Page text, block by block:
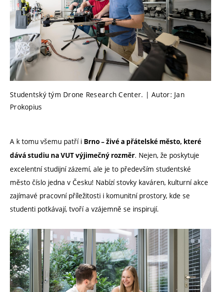
Studentský tým Drone Research Center. | Autor: Jan
Prokopius
A k tomu všemu patří i Brno – živé a přátelské město, které
dává studiu na VUT výjimečný rozměr. Nejen, že poskytuje
excelentní studijní zázemí, ale je to především studentské
město číslo jedna v Česku! Nabízí stovky kaváren, kulturní akce
zajímavé pracovní příležitosti i komunitní prostory, kde se
studenti potkávají, tvoří a vzájemně se inspirují.